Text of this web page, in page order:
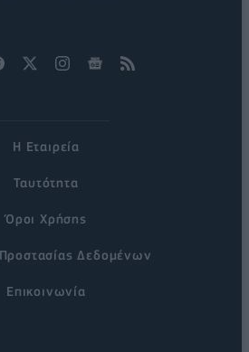
Η Εταιρεία
Ταυτότητα
Όροι Χρήσης
Προστασίας Δεδομένων
Επικοινωνία